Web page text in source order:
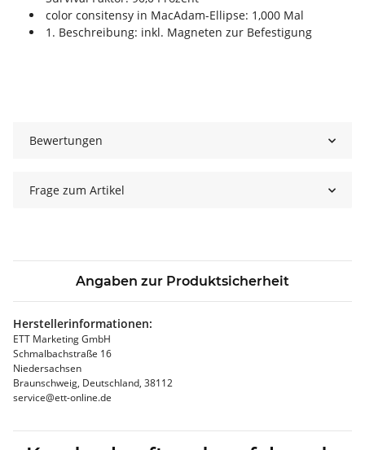
color consitensy in MacAdam-Ellipse: 1,000 Mal
1. Beschreibung: inkl. Magneten zur Befestigung
Bewertungen
Frage zum Artikel
Angaben zur Produktsicherheit
Herstellerinformationen:
ETT Marketing GmbH
Schmalbachstraße 16
Niedersachsen
Braunschweig, Deutschland, 38112
service@ett-online.de